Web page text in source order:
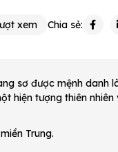
xem Chia sẻ:
sơ được mệnh danh
hiện tượng thiên nhiên
Trung.